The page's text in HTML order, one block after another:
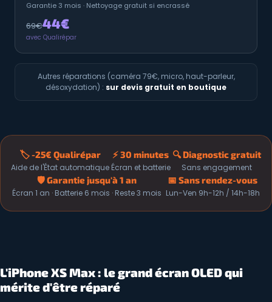
Garantie 3 mois · Nettoyage gratuit si encrassé
69€44€
avec Qualirépar
Autres réparations (caméra 79€, micro, haut-parleur,
désoxydation) : sur devis gratuit en boutique
🏷️ -25€ Qualirépar
Aide de l'État automatique
⚡ 30 minutes
Écran et batterie
🔍 Diagnostic gratuit
Sans engagement
🛡️ Garantie jusqu'à 1 an
Écran 1 an · Batterie 6 mois · Reste 3 mois
📅 Sans rendez-vous
Lun-Ven 9h-12h / 14h-18h
L'iPhone XS Max : le grand écran OLED qui
mérite d'être réparé